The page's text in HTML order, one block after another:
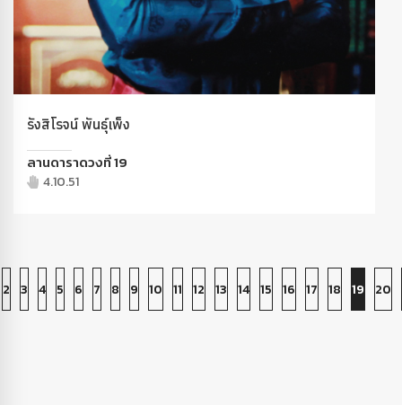
รังสิโรจน์ พันธุ์เพ็ง
ลานดาราดวงที่ 19
4.10.51
2 3 4 5 6 7 8 9 10 11 12 13 14 15 16 17 18 19 20